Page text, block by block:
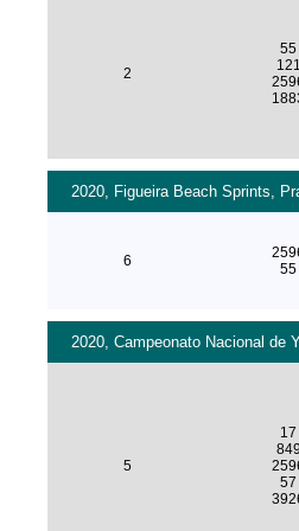
2
55
121
2020, Figueira Beach Sprints,
6
55
2020, Campeonato Nacional de
5
17
849
57